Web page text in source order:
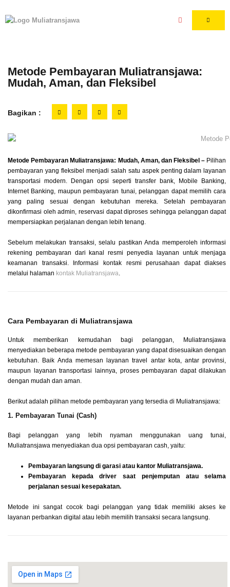
Metode Pembayaran Muliatransjawa:
Mudah, Aman, dan Fleksibel
Bagikan :
Metode Pembayaran Muliatransjawa: Mudah, Aman, dan Fleksibel – Pilihan
pembayaran yang fleksibel menjadi salah satu aspek penting dalam layanan
transportasi modern. Dengan opsi seperti transfer bank, Mobile Banking,
Internet Banking, maupun pembayaran tunai, pelanggan dapat memilih cara
yang paling sesuai dengan kebutuhan mereka. Setelah pembayaran
dikonfirmasi oleh admin, reservasi dapat diproses sehingga pelanggan dapat
mempersiapkan perjalanan dengan lebih tenang.
Sebelum melakukan transaksi, selalu pastikan Anda memperoleh informasi
rekening pembayaran dari kanal resmi penyedia layanan untuk menjaga
keamanan transaksi. Informasi kontak resmi perusahaan dapat diakses
melalui halaman kontak Muliatransjawa
Cara Pembayaran di Muliatransjawa
Untuk memberikan kemudahan bagi pelanggan, Muliatransjawa
menyediakan beberapa metode pembayaran yang dapat disesuaikan dengan
kebutuhan. Baik Anda memesan layanan travel antar kota, antar provinsi,
maupun layanan transportasi lainnya, proses pembayaran dapat dilakukan
dengan mudah dan aman.
Berikut adalah pilihan metode pembayaran yang tersedia di Muliatransjawa:
1. Pembayaran Tunai (Cash)
Bagi pelanggan yang lebih nyaman menggunakan uang tunai,
Muliatransjawa menyediakan dua opsi pembayaran cash, yaitu:
Pembayaran langsung di garasi atau kantor Muliatransjawa.
Pembayaran kepada driver saat penjemputan atau selama
perjalanan sesuai kesepakatan.
Metode ini sangat cocok bagi pelanggan yang tidak memiliki akses ke
layanan perbankan digital atau lebih memilih transaksi secara langsung.